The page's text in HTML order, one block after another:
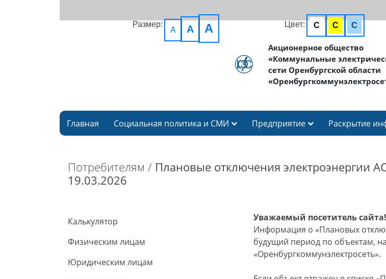
Размер:
A A A Цвет: C C C
Акционерное общество
«Коммунальные
сети Оренбургской области
Главная Социальная политика и СМИ Предприятие Раскрытие
Потребителям / Плановые отключения электроэнергии
19.03.2026
Калькулятор
Физическим лицам
Юридическим лицам
Уважаемый посетитель сайта!
Информация о «Плановых
будущий период по объектам,
«Оренбургкоммунэлектросеть».